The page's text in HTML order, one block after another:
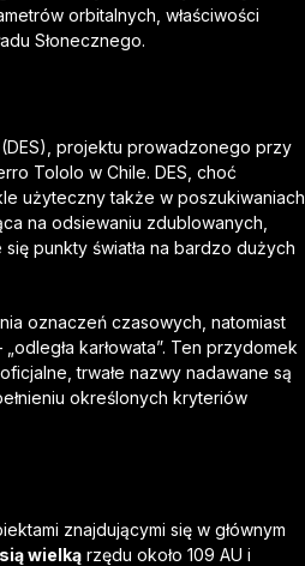
orbitalnych, właściwości
Słonecznego.
(DES), projektu prowadzonego przy
Tololo w Chile. DES, choć
użyteczny także w poszukiwaniach
na odsiewaniu zdublowanych,
punkty światła na bardzo dużych
oznaczeń czasowych, natomiast
karłowata”. Ten przydomek
trwałe nazwy nadawane są
określonych kryteriów
znajdującymi się w głównym
wielką rzędu około 109 AU i